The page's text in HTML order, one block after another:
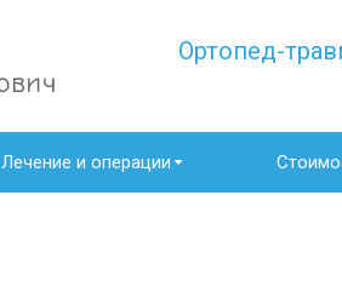
Ортопед-
Лечение и операции